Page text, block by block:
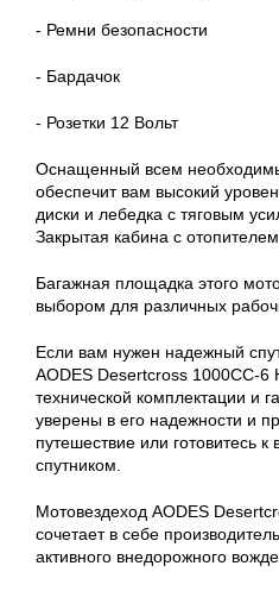
- Ремни безопасности
- Бардачок
- Розетки 12 Вольт
Оснащенный всем
обеспечит вам высокий
диски и лебедка с тяговым
Закрытая кабина с
Багажная площадка этого
выбором для различных
Если вам нужен надежный
AODES Desertcross 1000CC-6
технической комплектации и
уверены в его надежности и
путешествие или готовитесь
спутником.
Мотовездеход AODES
сочетает в себе
активного внедорожного